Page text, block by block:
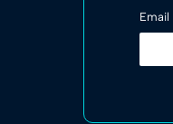
Email